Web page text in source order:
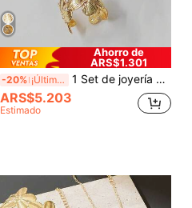
Ahorro de
ARS$1.301
-20% ¡Últimos 3 días 1 Set de joyería con brazalete y anillo con diseño de flor dorada, joyería para mujer
ARS$5.203
Estimado